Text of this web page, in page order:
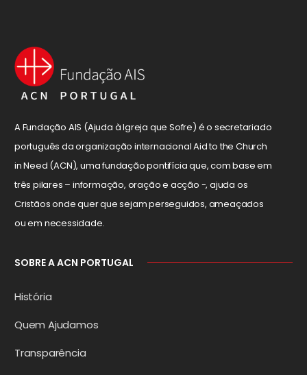
A Fundação AIS (Ajuda à Igreja que Sofre) é o secretariado
português da organização internacional Aid to the Church
in Need (ACN), uma fundação pontifícia que, com base em
três pilares – informação, oração e acção -, ajuda os
Cristãos onde quer que sejam perseguidos, ameaçados
ou em necessidade.
SOBRE A ACN PORTUGAL
História
Quem Ajudamos
Transparência